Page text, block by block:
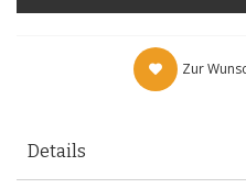
Zur
Details